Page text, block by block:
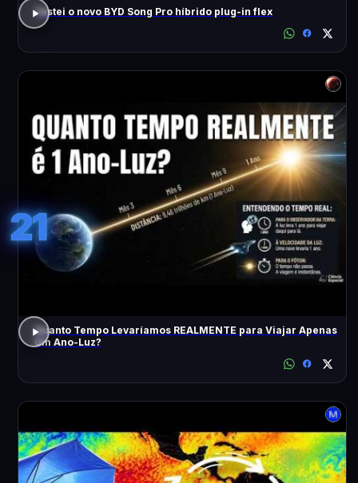
Testei o novo BYD Song Pro híbrido plug-in flex
21
Quanto Tempo Levaríamos REALMENTE para Viajar Apenas
Um Ano-Luz?